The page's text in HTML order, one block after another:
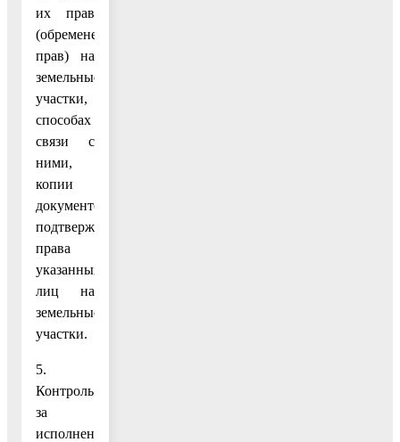
их прав
(обременений
прав) на
земельные
участки,
способах
связи с
ними,
копии
документов,
подтверждающих
права
указанных
лиц на
земельные
участки.
5.
Контроль
за
исполнением